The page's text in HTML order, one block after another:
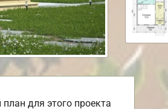
план для этого проекта